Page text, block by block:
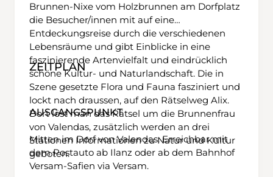
Brunnen-Nixe vom Holzbrunnen am Dorfplatz
die Besucher/innen mit auf eine
Entdeckungsreise durch die verschiedenen
Lebensräume und gibt Einblicke in eine
faszinierende Artenvielfalt und eindrücklich
schöne Kultur- und Naturlandschaft. Die in
Szene gesetzte Flora und Fauna fasziniert und
lockt nach draussen, auf den Rätselweg Alix.
Dort löst man das Rätsel um die Brunnenfrau
von Valendas, zusätzlich werden an drei
Stationen Informationen zu Natur und Kultur
geboten.
ZEITPLAN
AUSGANGSPUNKT
Mitten im Dorf von Valendas. Erreichbar mit
dem Postauto ab Ilanz oder ab dem Bahnhof
Versam-Safien via Versam.